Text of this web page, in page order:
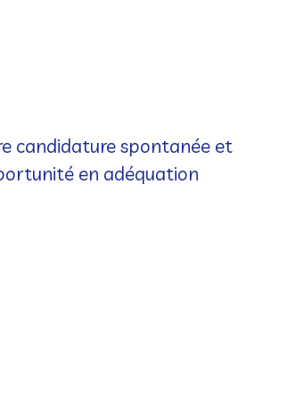
candidature spontanée et
en adéquation